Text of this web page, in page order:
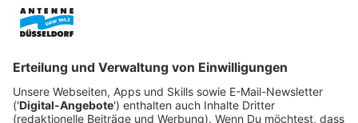
ein Buch zusammengestellt.
Veröffentlicht: